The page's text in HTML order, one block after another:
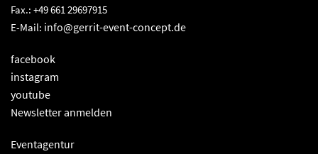
Fax.: +49 661 29697915
E-Mail: info@gerrit-event-concept.de
facebook
instagram
youtube
Newsletter anmelden
Eventagentur